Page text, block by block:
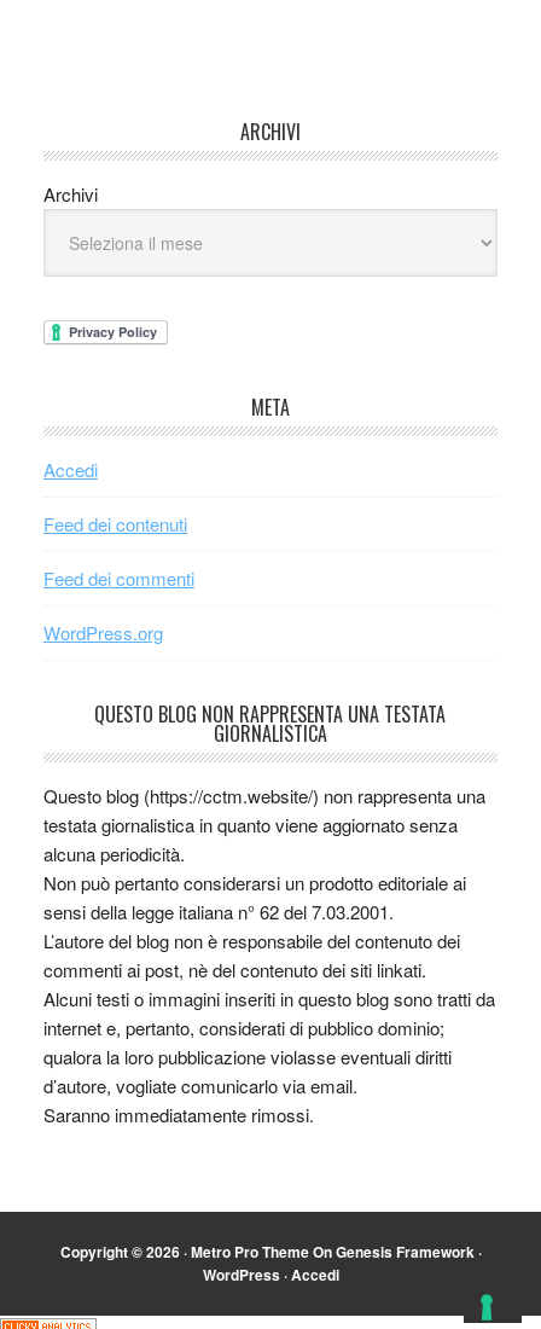
ARCHIVI
Archivi
META
Accedi
Feed dei contenuti
Feed dei commenti
WordPress.org
QUESTO BLOG NON RAPPRESENTA UNA TESTATA
GIORNALISTICA
Questo blog (https://cctm.website/) non rappresenta una
testata giornalistica in quanto viene aggiornato senza
alcuna periodicità.
Non può pertanto considerarsi un prodotto editoriale ai
sensi della legge italiana n° 62 del 7.03.2001.
L’autore del blog non è responsabile del contenuto dei
commenti ai post, nè del contenuto dei siti linkati.
Alcuni testi o immagini inseriti in questo blog sono tratti da
internet e, pertanto, considerati di pubblico dominio;
qualora la loro pubblicazione violasse eventuali diritti
d’autore, vogliate comunicarlo via email.
Saranno immediatamente rimossi.
Copyright © 2026 ·Metro Pro ThemeOnGenesis Framework·
WordPress·Accedi